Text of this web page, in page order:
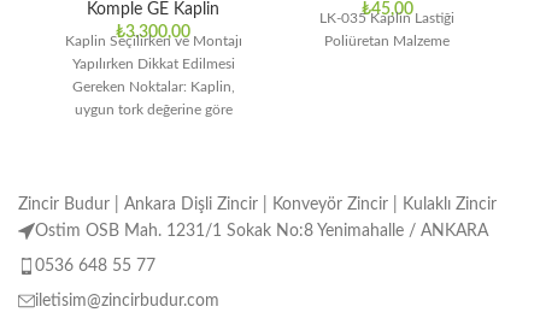
Komple GE Kaplin
₺3.300,00
Kaplin Seçilirken ve Montajı
Yapılırken Dikkat Edilmesi
Gereken Noktalar: Kaplin,
uygun tork değerine göre
₺45,00
LK-035 Kaplin Lastiği
Poliüretan Malzeme
Zincir Budur | Ankara Dişli Zincir | Konveyör Zincir | Kulaklı Zincir
Ostim OSB Mah. 1231/1 Sokak No:8 Yenimahalle / ANKARA
0536 648 55 77
iletisim@zincirbudur.com